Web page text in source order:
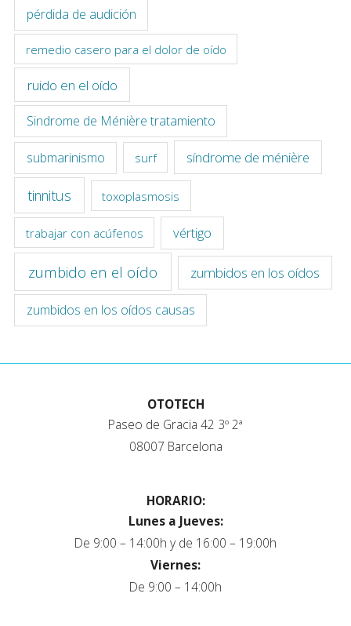
pérdida de audición
remedio casero para el dolor de oído
ruido en el oído
Sindrome de Ménière tratamiento
submarinismo surf síndrome de ménière
tinnitus toxoplasmosis
trabajar con acúfenos vértigo
zumbido en el oído zumbidos en los oídos
zumbidos en los oídos causas
OTOTECH
Paseo de Gracia 42 3º 2ª
08007 Barcelona
HORARIO:
Lunes a Jueves:
De 9:00 – 14:00h y de 16:00 – 19:00h
Viernes:
De 9:00 – 14:00h